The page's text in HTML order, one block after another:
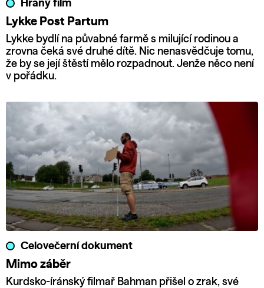
Hraný film
Lykke Post Partum
Lykke bydlí na půvabné farmě s milující rodinou a
zrovna čeká své druhé dítě. Nic nenasvědčuje tomu,
že by se její štěstí mělo rozpadnout. Jenže něco není
v pořádku.
Celovečerní dokument
Mimo záběr
Kurdsko-íránský filmař Bahman přišel o zrak, své